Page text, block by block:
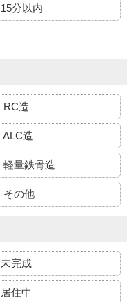
15分以内
RC造
ALC造
軽量鉄骨造
その他
未完成
居住中